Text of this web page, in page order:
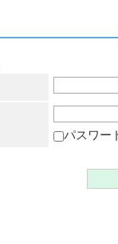
パスワー